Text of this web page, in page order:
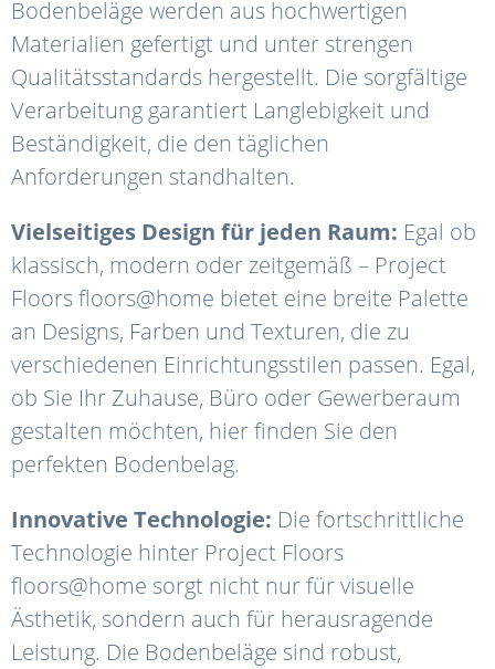
Bodenbeläge werden aus hochwertigen
Materialien gefertigt und unter strengen
Qualitätsstandards hergestellt. Die sorgfältige
Verarbeitung garantiert Langlebigkeit und
Beständigkeit, die den täglichen
Anforderungen standhalten.
Vielseitiges Design für jeden Raum: Egal ob
klassisch, modern oder zeitgemäß – Project
Floors floors@home bietet eine breite Palette
an Designs, Farben und Texturen, die zu
verschiedenen Einrichtungsstilen passen. Egal,
ob Sie Ihr Zuhause, Büro oder Gewerberaum
gestalten möchten, hier finden Sie den
perfekten Bodenbelag.
Innovative Technologie: Die fortschrittliche
Technologie hinter Project Floors
floors@home sorgt nicht nur für visuelle
Ästhetik, sondern auch für herausragende
Leistung. Die Bodenbeläge sind robust,